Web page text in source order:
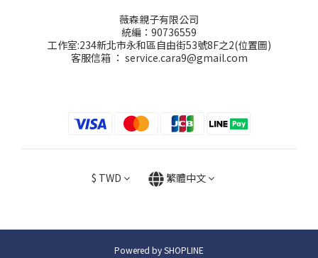
薇森親子有限公司
統編：90736559
工作室:234新北市永和區自由街53號8F之2(位置圖)
客服信箱 ： service.cara9@gmail.com
$ TWD 繁體中文
Powered by SHOPLINE